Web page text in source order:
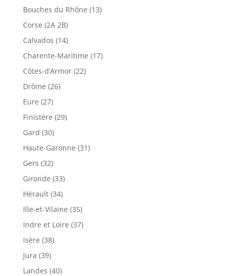
Bouches du Rhône (13)
Corse (2A 2B)
Calvados (14)
Charente-Maritime (17)
Côtes-d’Armor (22)
Drôme (26)
Eure (27)
Finistère (29)
Gard (30)
Haute-Garonne (31)
Gers (32)
Gironde (33)
Hérault (34)
Ille-et-Vilaine (35)
Indre et Loire (37)
Isère (38)
Jura (39)
Landes (40)